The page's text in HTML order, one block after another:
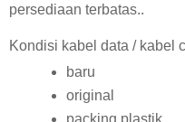
persediaan terbatas..
Kondisi kabel data / kabel
baru
original
packing plastik